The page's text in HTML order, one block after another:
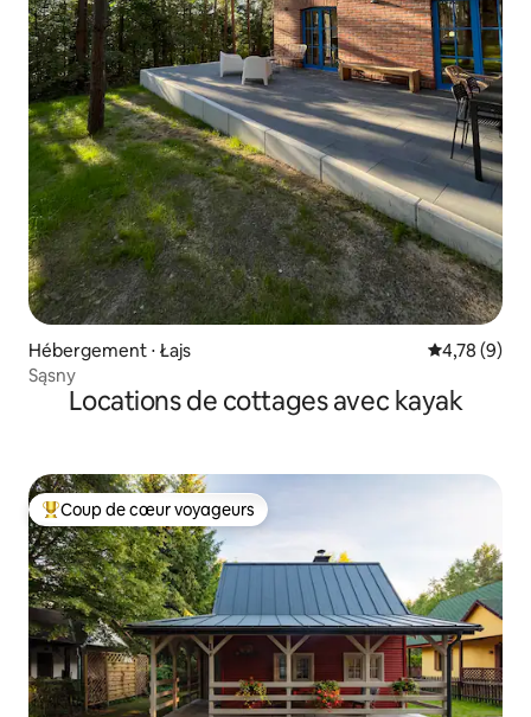
Hébergement ⋅ Łajs Évaluation
4,78 (9)
Sąsny
Locations de cottages avec kayak
Coups de cœur voyageurs les plus appréciés
Coup de cœur voyageurs